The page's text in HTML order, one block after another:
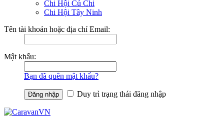
Chi Hội Củ Chi
Chi Hội Tây Ninh
Tên tài khoản hoặc địa chỉ Email:
Mật khẩu:
Bạn đã quên mật khẩu?
Duy trì trạng thái đăng nhập